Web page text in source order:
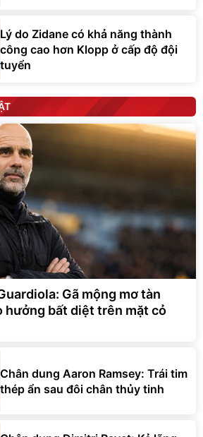
Lý do Zidane có khả năng thành
công cao hơn Klopp ở cấp độ đội
tuyển
Gã mộng mơ tàn
hưởng bất diệt trên mặt cỏ
Chân dung Aaron Ramsey: Trái tim
thép ẩn sau đôi chân thủy tinh